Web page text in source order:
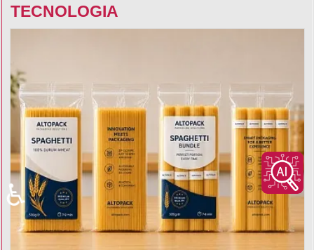
TECNOLOGIA